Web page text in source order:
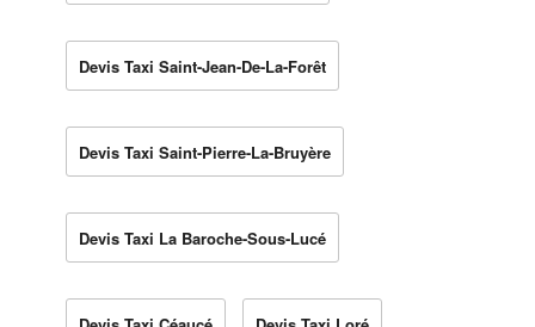
Devis Taxi Saint-Jean-De-La-Forêt
Devis Taxi Saint-Pierre-La-Bruyère
Devis Taxi La Baroche-Sous-Lucé